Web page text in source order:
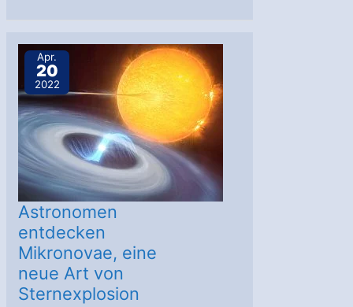
ITER
erst
möglich
gemacht
Apr.
20
2022
Astronomen
entdecken
Mikronovae, eine
neue Art von
Sternexplosion